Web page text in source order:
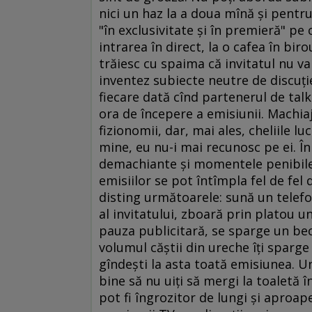
nici un haz la a doua mînă şi
"în exclusivitate şi în premieră" pe
intrarea în direct, la o cafea în
trăiesc cu spaima că invitatul nu
inventez subiecte neutre de
fiecare dată cînd partenerul de
ora de începere a emisiunii.
fizionomii, dar, mai ales, cheliile
mine, eu nu-i mai recunosc pe ei.
demachiante şi momentele
emisiilor se pot întîmpla fel de fel
disting următoarele: sună un
al invitatului, zboară prin platou
pauza publicitară, se sparge un
volumul căştii din ureche îţi
gîndeşti la asta toată emisiunea.
bine să nu uiţi să mergi la toaletă
pot fi îngrozitor de lungi şi